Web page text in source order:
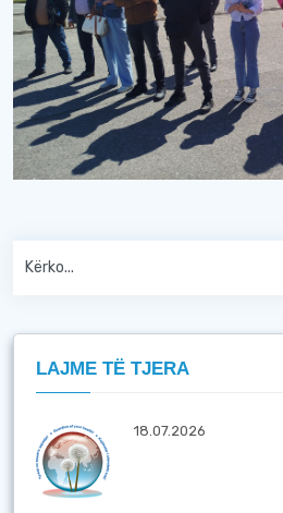
LAJME TË TJERA
18.07.2026